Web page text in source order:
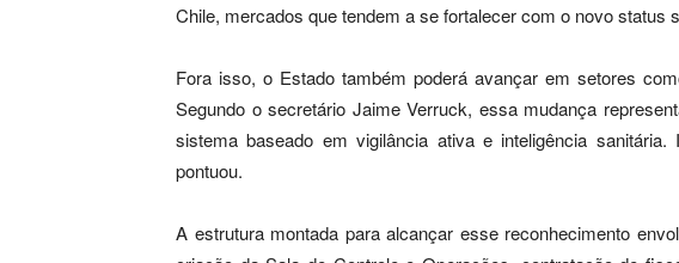
Chile, mercados que tendem a se fortalecer com o novo status
Fora isso, o Estado também poderá avançar em setores
Segundo o secretário Jaime Verruck, essa mudança
sistema baseado em vigilância ativa e inteligência
pontuou.
A estrutura montada para alcançar esse reconhecimento